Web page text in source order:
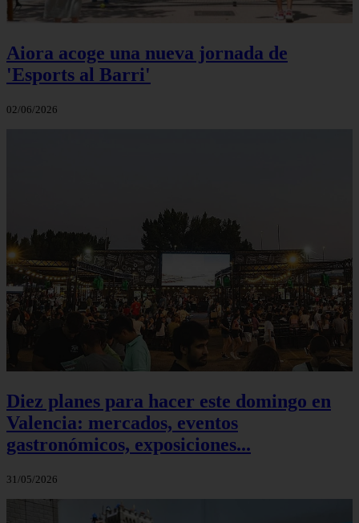
Aiora acoge una nueva jornada de
'Esports al Barri'
02/06/2026
Diez planes para hacer este domingo en
Valencia: mercados, eventos
gastronómicos, exposiciones...
31/05/2026